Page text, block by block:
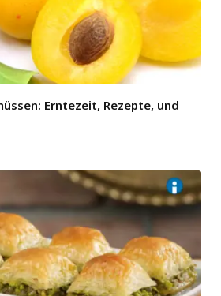
Erntezeit, Rezepte, und